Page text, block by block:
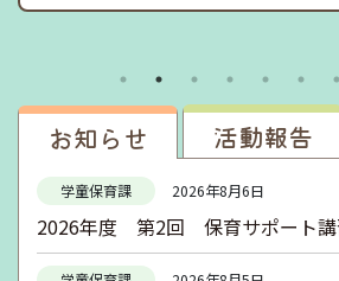
お知らせ 活動報告
学童保育課 2026年8月6日
2026年度 第2回 保育サポート